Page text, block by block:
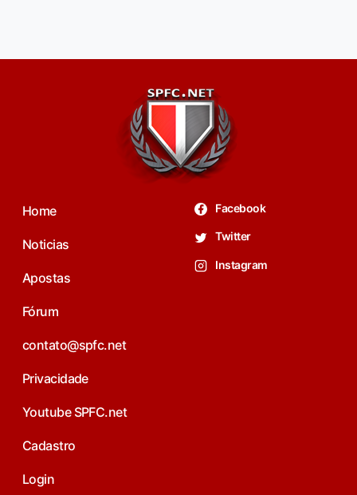
Home
Noticias
Apostas
Fórum
contato@spfc.net
Privacidade
Youtube SPFC.net
Cadastro
Login
Facebook
Twitter
Instagram